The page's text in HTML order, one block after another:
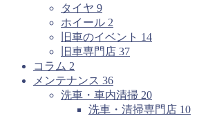
タイヤ 9
ホイール 2
旧車のイベント 14
旧車専門店 37
コラム 2
メンテナンス 36
洗車・車内清掃 20
洗車・清掃専門店 10